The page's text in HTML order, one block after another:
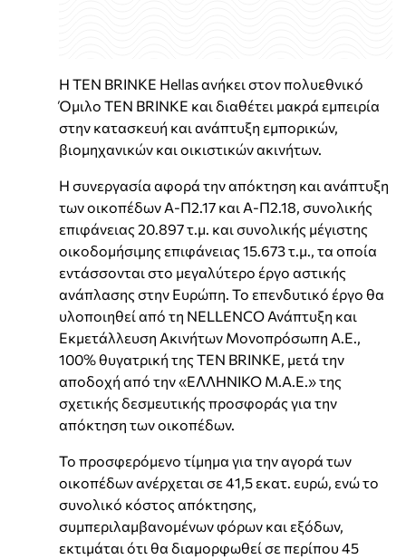
Η TEN BRINKE Hellas ανήκει στον πολυεθνικό
Όμιλο TEN BRINKE και διαθέτει μακρά εμπειρία
στην κατασκευή και ανάπτυξη εμπορικών,
βιομηχανικών και οικιστικών ακινήτων.
Η συνεργασία αφορά την απόκτηση και ανάπτυξη
των οικοπέδων Α-Π2.17 και Α-Π2.18, συνολικής
επιφάνειας 20.897 τ.μ. και συνολικής μέγιστης
οικοδομήσιμης επιφάνειας 15.673 τ.μ., τα οποία
εντάσσονται στο μεγαλύτερο έργο αστικής
ανάπλασης στην Ευρώπη. Το επενδυτικό έργο θα
υλοποιηθεί από τη NELLENCO Ανάπτυξη και
Εκμετάλλευση Ακινήτων Μονοπρόσωπη Α.Ε.,
100% θυγατρική της TEN BRINKE, μετά την
αποδοχή από την «ΕΛΛΗΝΙΚΟ Μ.Α.Ε.» της
σχετικής δεσμευτικής προσφοράς για την
απόκτηση των οικοπέδων.
Το προσφερόμενο τίμημα για την αγορά των
οικοπέδων ανέρχεται σε 41,5 εκατ. ευρώ, ενώ το
συνολικό κόστος απόκτησης,
συμπεριλαμβανομένων φόρων και εξόδων,
εκτιμάται ότι θα διαμορφωθεί σε περίπου 45